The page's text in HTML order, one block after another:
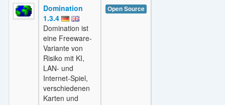
Domination
1.3.4
Domination ist
eine Freeware-
Variante von
Risiko mit KI,
LAN- und
Internet-Spiel,
verschiedenen
Karten und
Open Source